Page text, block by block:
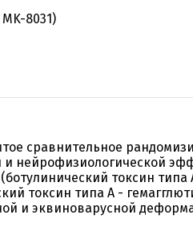
8031)
сравнительное
нейрофизиологической
токсин типа
токсин типа А -
и эквиноварусной